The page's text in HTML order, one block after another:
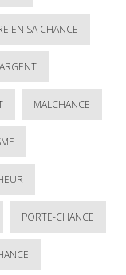
EN SA CHANCE
MALCHANCE
PORTE-CHANCE